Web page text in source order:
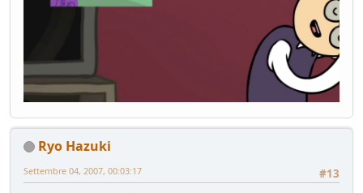
Ryo Hazuki
#13
Settembre 04, 2007, 00:03:17